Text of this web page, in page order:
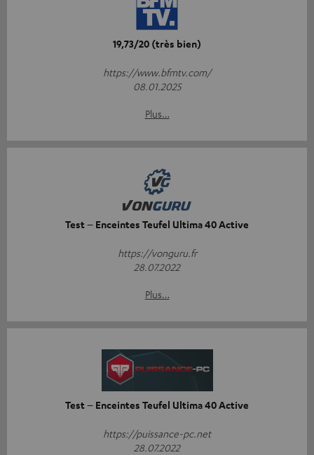
19,73/20 (très bien)
https://www.bfmtv.com/
08.01.2025
Plus…
Test – Enceintes Teufel Ultima 40 Active
https://vonguru.fr
28.07.2022
Plus…
Test – Enceintes Teufel Ultima 40 Active
https://puissance-pc.net
28.07.2022